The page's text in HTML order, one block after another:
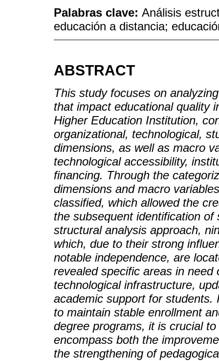
Palabras clave: Análisis
educación a distancia;
ABSTRACT
This study focuses on
that impact educational quality
Higher Education Institution,
organizational, technological,
dimensions, as well as macro
technological accessibility,
financing. Through the
dimensions and macro
classified, which allowed the
the subsequent identification
structural analysis approach,
which, due to their strong
notable independence, are
revealed specific areas in
technological infrastructure,
academic support for
to maintain stable enrollment
degree programs, it is crucial
encompass both the
the strengthening of